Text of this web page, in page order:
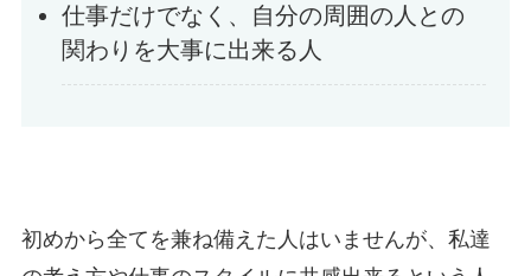
仕事だけでなく、自分の周囲の人との
関わりを大事に出来る人
初めから全てを兼ね備えた人はいませんが、私達